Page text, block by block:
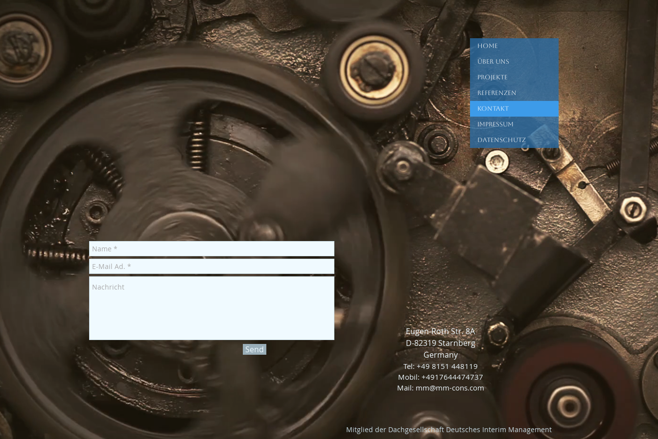
Home
Über uns
Projekte
Referenzen
Kontakt
Impressum
Datenschutz
Send
Eugen-Roth Str. 8A
D-82319 Starnberg
Germany
Tel: +49 8151 448119
Mobil: +4917644474737
Mail: mm@mm-cons.com
Mitglied der Dachgesellschaft Deutsches Interim Management